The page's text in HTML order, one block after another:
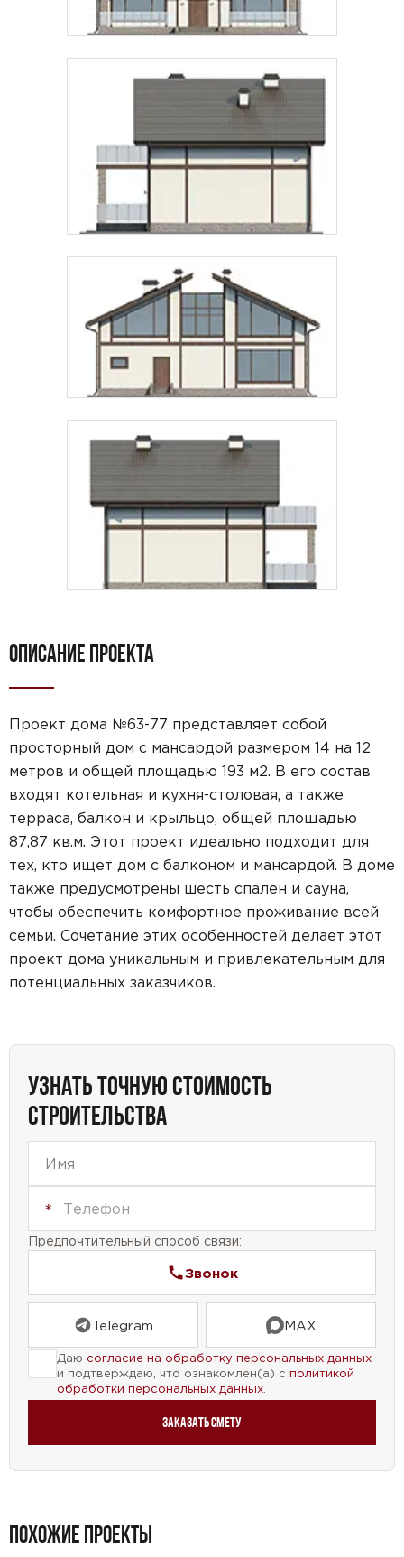
ОПИСАНИЕ ПРОЕКТА
Проект дома №63-77 представляет собой
просторный дом с мансардой размером 14 на 12
метров и общей площадью 193 м2. В его состав
входят котельная и кухня-столовая, а также
терраса, балкон и крыльцо, общей площадью
87,87 кв.м. Этот проект идеально подходит для
тех, кто ищет дом с балконом и мансардой. В доме
также предусмотрены шесть спален и сауна,
чтобы обеспечить комфортное проживание всей
семьи. Сочетание этих особенностей делает этот
проект дома уникальным и привлекательным для
потенциальных заказчиков.
УЗНАТЬ ТОЧНУЮ СТОИМОСТЬ
СТРОИТЕЛЬСТВА
Предпочтительный способ связи:
Звонок
Telegram MAX
Даю согласие на обработку персональных данных
и подтверждаю, что ознакомлен(а) с политикой
обработки персональных данных.
Заказать смету
ПОХОЖИЕ ПРОЕКТЫ
Звонок
Telegram MAX
согласие на обработку персональных данных
обработки персональных данных.